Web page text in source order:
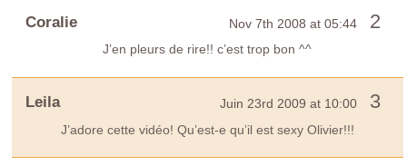
Coralie Nov 7th 2008 at 05:44 2
J’en pleurs de rire!! c’est trop bon ^^
Leila Juin 23rd 2009 at 10:00 3
J’adore cette vidéo! Qu’est-e qu’il est sexy Olivier!!!